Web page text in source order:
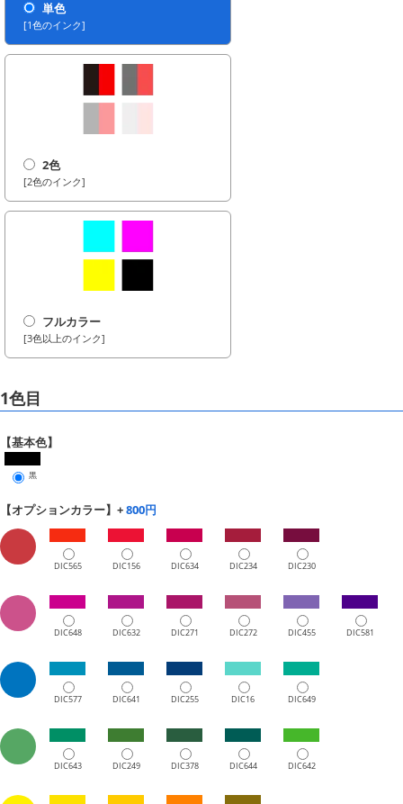
単色
[1色のインク]
2色
[2色のインク]
フルカラー
[3色以上のインク]
1色目
【基本色】
黒
【オプションカラー】+800円
DIC565 DIC156 DIC634 DIC234 DIC230
DIC648 DIC632 DIC271 DIC272 DIC455 DIC581
DIC577 DIC641 DIC255 DIC16 DIC649
DIC643 DIC249 DIC378 DIC644 DIC642